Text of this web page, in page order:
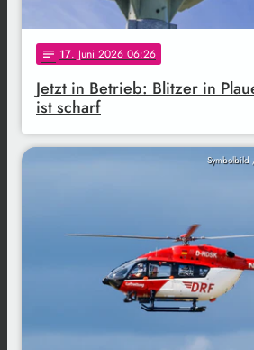
notes 17. Juni 2026 06:26
Jetzt in Betrieb: Blitzer in
ist scharf
Symbolbild